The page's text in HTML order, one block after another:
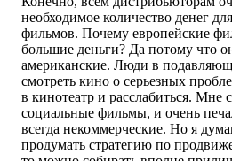
необходимое количество денег
фильмов. Почему европейские
большие деньги? Да потому что
американские. Люди в
смотреть кино о серьезных
в кинотеатр и расслабиться. Мне
социальные фильмы, и очень
всегда некоммерческие. Но я
продумать стратегию по